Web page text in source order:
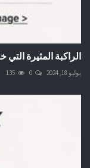
الراكبة المثيرة
يوليو 18, 2024 0
135